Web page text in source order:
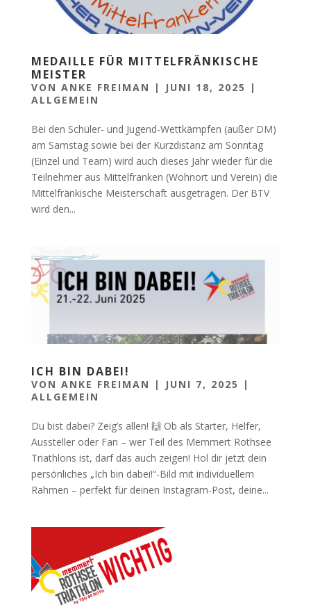
MEDAILLE FÜR MITTELFRÄNKISCHE
MEISTER
VON ANKE FREIMAN | JUNI 18, 2025
|
ALLGEMEIN
Bei den Schüler- und Jugend-Wettkämpfen (außer DM)
am Samstag sowie bei der Kurzdistanz am Sonntag
(Einzel und Team) wird auch dieses Jahr wieder für die
Teilnehmer aus Mittelfranken (Wohnort und Verein) die
Mittelfränkische Meisterschaft ausgetragen. Der BTV
wird den...
ICH BIN DABEI!
VON ANKE FREIMAN | JUNI 7, 2025
|
ALLGEMEIN
Du bist dabei? Zeig’s allen! 🙌 Ob als Starter, Helfer,
Aussteller oder Fan – wer Teil des Memmert Rothsee
Triathlons ist, darf das auch zeigen! Hol dir jetzt dein
persönliches „Ich bin dabei!“-Bild mit individuellem
Rahmen – perfekt für deinen Instagram-Post, deine...